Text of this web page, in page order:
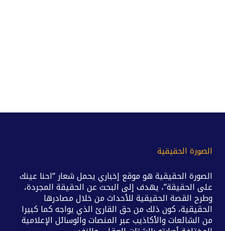
الصورة الحقيقية
الصورة الحقيقية هو موقع إخباري يحمل شعار “احنا عينك
على الحقيقة”، يهدف إلى البحث عن الحقيقة المجردة،
وطرح القصة الحقيقية للأحداث من خلال مصادرها
الحقيقية، كون ذلك من حق القارئ الذي يواجه كما كبيرا
من الشائعات والأكاذيب عبر المنصات والوسائل الإعلامية